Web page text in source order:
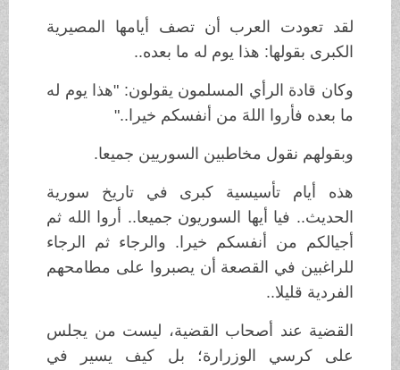
لقد تعودت العرب أن تصف أيامها المصيرية
الكبرى بقولها: هذا يوم له ما بعده..
وكان قادة الرأي المسلمون يقولون: "هذا يوم له
ما بعده فأروا اللهَ من أنفسكم خيرا.."
وبقولهم نقول مخاطبين السوريين جميعا.
هذه أيام تأسيسية كبرى في تاريخ سورية
الحديث.. فيا أيها السوريون جميعا.. أروا الله ثم
أجيالكم من أنفسكم خيرا. والرجاء ثم الرجاء
للراغبين في القصعة أن يصبروا على مطامحهم
الفردية قليلا..
القضية عند أصحاب القضية، ليست من يجلس
على كرسي الوزرارة؛ بل كيف يسير في